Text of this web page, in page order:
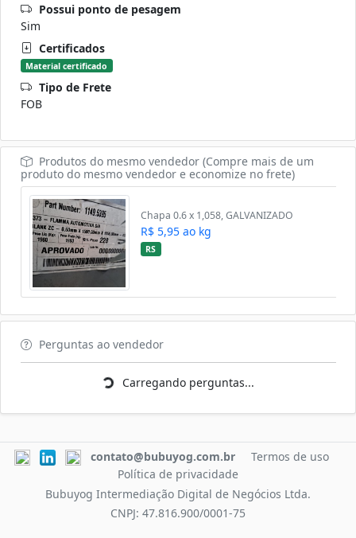
Possui ponto de pesagem
Sim
Certificados
Material certificado
Tipo de Frete
FOB
Produtos do mesmo vendedor (Compre mais de um
produto do mesmo vendedor e economize no frete)
Chapa 0.6 x 1,058, GALVANIZADO
R$ 5,95 ao kg
RS
Perguntas ao vendedor
Carregando perguntas... Carregando perguntas...
contato@bubuyog.com.br
Termos de uso
Política de privacidade
Bubuyog Intermediação Digital de Negócios Ltda.
CNPJ: 47.816.900/0001-75